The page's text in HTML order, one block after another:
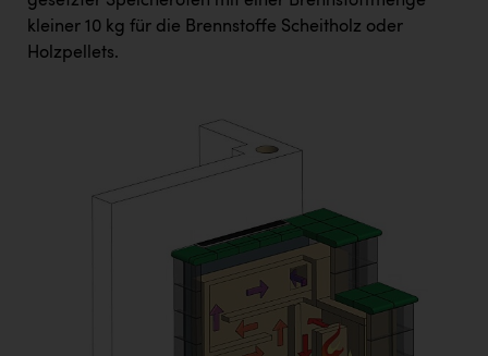
kleiner 10 kg für die Brennstoffe Scheitholz oder
Holzpellets.